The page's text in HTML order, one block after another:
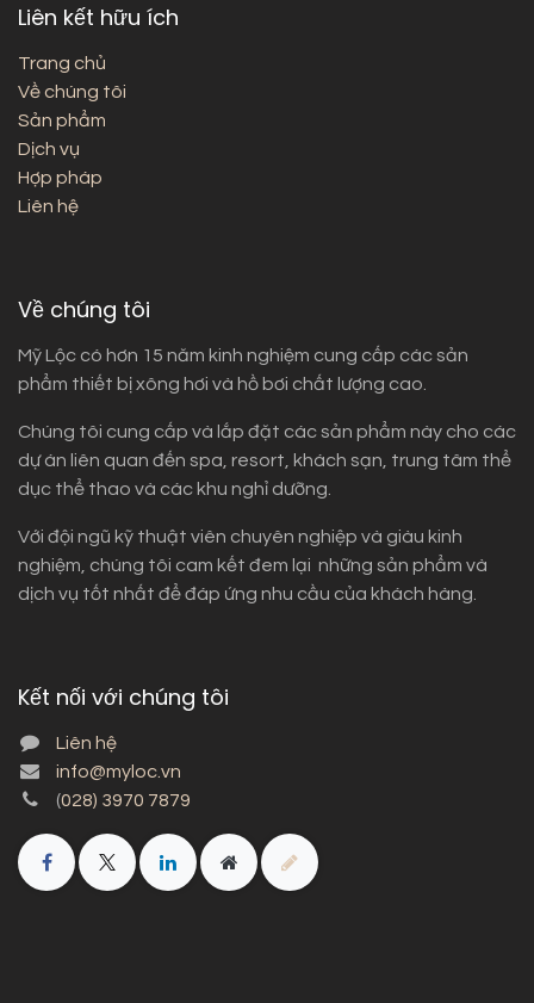
Liên kết hữu ích
Trang chủ
Về chúng tôi
Sản phẩm
Dịch vụ
Hợp pháp
Liên hệ
Về chúng tôi
Mỹ Lộc có hơn 15 năm kinh nghiệm cung cấp các sản
phẩm thiết bị xông hơi và hồ bơi chất lượng cao.
Chúng tôi cung cấp và lắp đặt các sản phẩm này cho các
dự án liên quan đến spa, resort, khách sạn, trung tâm thể
dục thể thao và các khu nghỉ dưỡng.
Với đội ngũ kỹ thuật viên chuyên nghiệp và giàu kinh
nghiệm, chúng tôi cam kết đem lại những sản phẩm và
dịch vụ tốt nhất để đáp ứng nhu cầu của khách hàng.
Kết nối với chúng tôi
Liên hệ
info@myloc.vn
(028) 3970 7879